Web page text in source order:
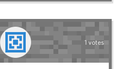
1 votes